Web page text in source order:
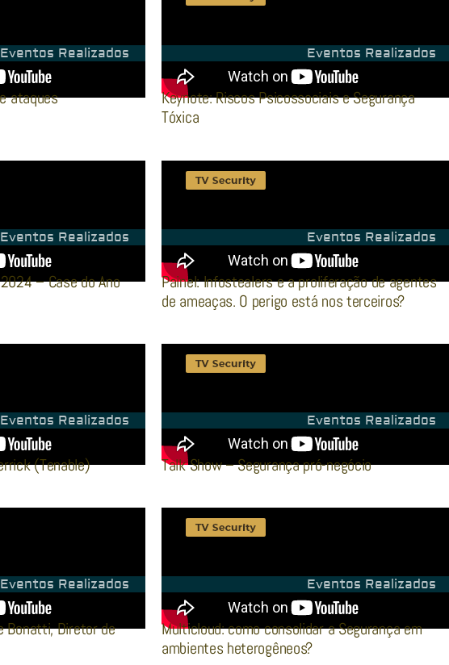
Eventos Realizados
ataques
Eventos Realizados
Keynote: Riscos Psicossociais e Segurança
Tóxica
Eventos Realizados
– Case do Ano
Eventos Realizados
Painel: Infostealers e a proliferação de agentes
de ameaças. O perigo está nos terceiros?
Eventos Realizados
(Tenable)
Eventos Realizados
Talk Show – Segurança pró-negócio
Eventos Realizados
Bonatti, Diretor de
Eventos Realizados
Multicloud: como consolidar a Segurança em
ambientes heterogêneos?